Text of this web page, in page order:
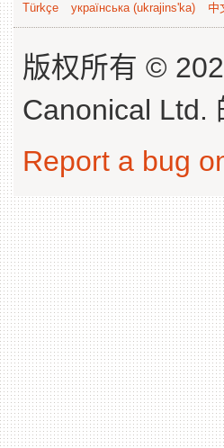
Türkçe
українська (ukrajins'ka) 中
版权所有 ©
Canonical Ltd.
Report a bug